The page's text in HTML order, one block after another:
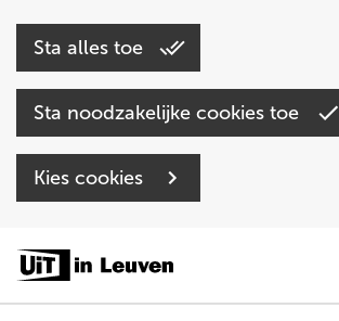
Sta alles toe
Sta noodzakelijke cookies toe
Kies cookies
en